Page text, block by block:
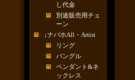
し代金
別途販売用チェ
ーン
↓ナバホAll・Artist
リング
バングル
ペンダント&ネ
ックレス